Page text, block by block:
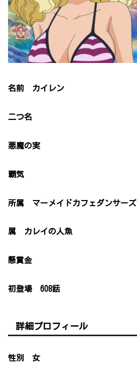
名前 カイレン
二つ名
悪魔の実
覇気
所属 マーメイドカフェダンサーズ
属 カレイの人魚
懸賞金
初登場 608話
詳細プロフィール
性別 女